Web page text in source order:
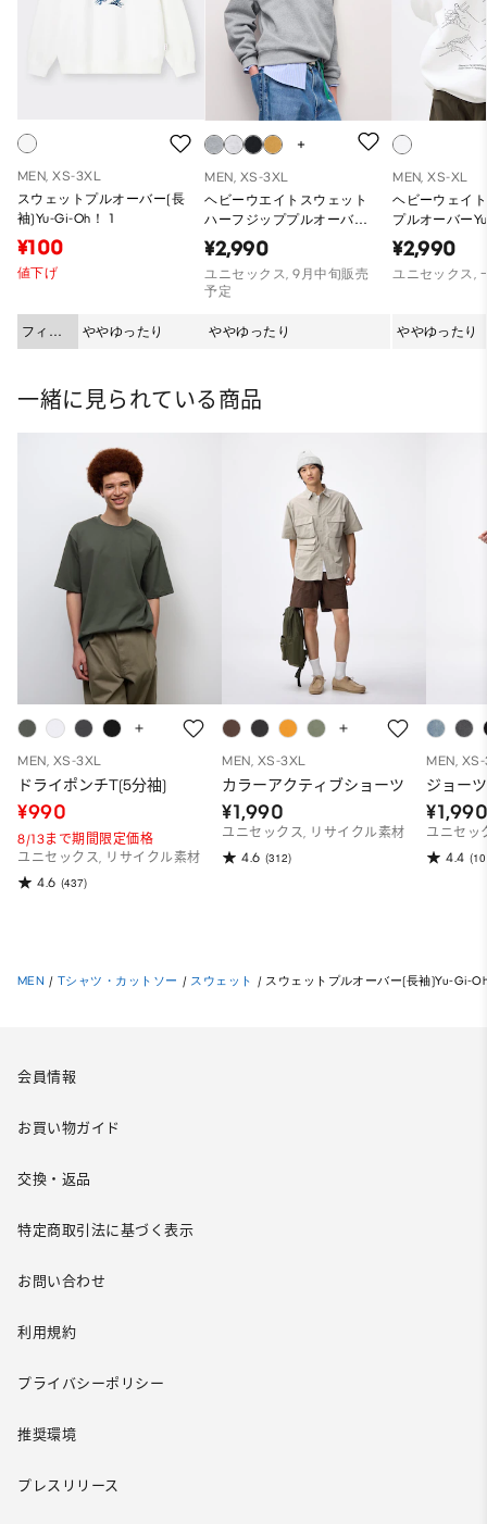
MEN, XS-3XL
スウェットプルオーバー(長
袖)Yu-Gi-Oh！ 1
¥100
値下げ
フィッ
ト
ややゆったり
MEN, XS-3XL
ヘビーウエイトスウェット
ハーフジッププルオーバー
ST
¥2,990
ユニセックス, 9月中旬販売
予定
ややゆったり
MEN, XS-XL
ヘビーウェイ
プルオーバー
¥2,990
ユニセックス,
ややゆったり
一緒に見られている商品
MEN, XS-3XL
ドライポンチT(5分袖)
¥990
8/13まで期間限定価格
ユニセックス, リサイクル素材
4.6 (437)
MEN, XS-3XL
カラーアクティブショーツ
¥1,990
ユニセックス, リサイクル素材
4.6 (312)
MEN,
ジョーツ
ユニセッ
4.4
MEN / Tシャツ・カットソー / スウェット / スウェットプルオーバー(長袖)Yu-Gi-
会員情報
お買い物ガイド
交換・返品
特定商取引法に基づく表示
お問い合わせ
利用規約
プライバシーポリシー
推奨環境
プレスリリース